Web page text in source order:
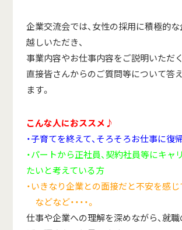
企業交流会では、女性の採用に積極的
越しいただき、
事業内容やお仕事内容をご説明いただ
直接皆さんからのご質問等について答
ます。
こんな人におススメ♪
・子育てを終えて、そろそろお仕事に復
・パートから正社員、契約社員等にキャ
たいと考えている方
・いきなり企業との面接だと不安を感
などなど・・・・。
仕事や企業への理解を深めながら、就